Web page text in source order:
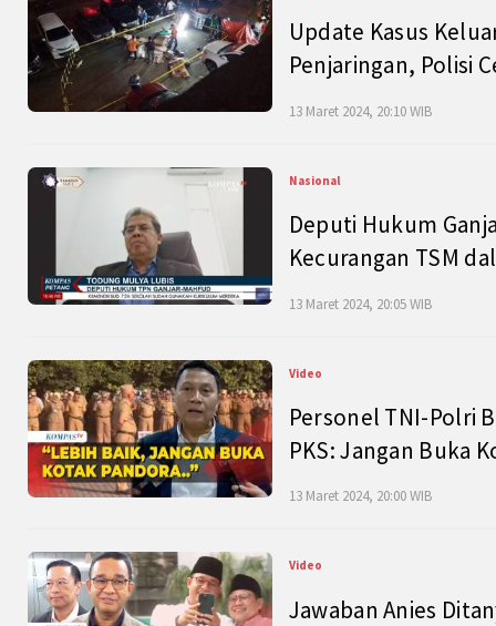
Update Kasus
Penjaringan, Polisi
13 Maret 2024, 20:10 WIB
Nasional
Deputi Hukum
Kecurangan TSM
13 Maret 2024, 20:05 WIB
Video
Personel TNI-Polri
PKS: Jangan Buka
13 Maret 2024, 20:00 WIB
Video
Jawaban Anies